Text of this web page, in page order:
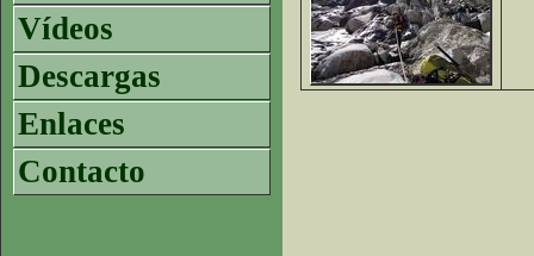
Vídeos
Descargas
Enlaces
Contacto